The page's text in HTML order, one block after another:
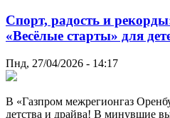
Спорт, радость и
«Весёлые старты» для
Пнд, 27/04/2026 - 14:17
В «Газпром межрегионгаз
детства и драйва! В минувшие